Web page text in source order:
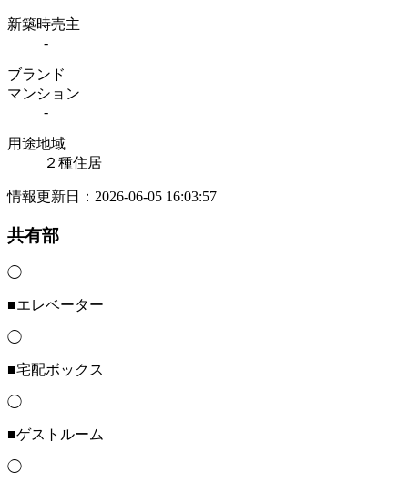
新築時売主
-
ブランド
マンション
-
用途地域
２種住居
情報更新日：2026-06-05 16:03:57
共有部
◯
■エレベーター
◯
■宅配ボックス
◯
■ゲストルーム
◯